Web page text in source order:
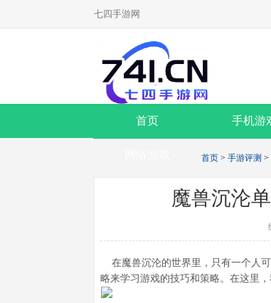
七四手游网
首页 手机游
首页 > 手游评测 >
魔兽沉沦
在魔兽沉沦的世界里，只有一个人
略来学习游戏的技巧和策略。在这里